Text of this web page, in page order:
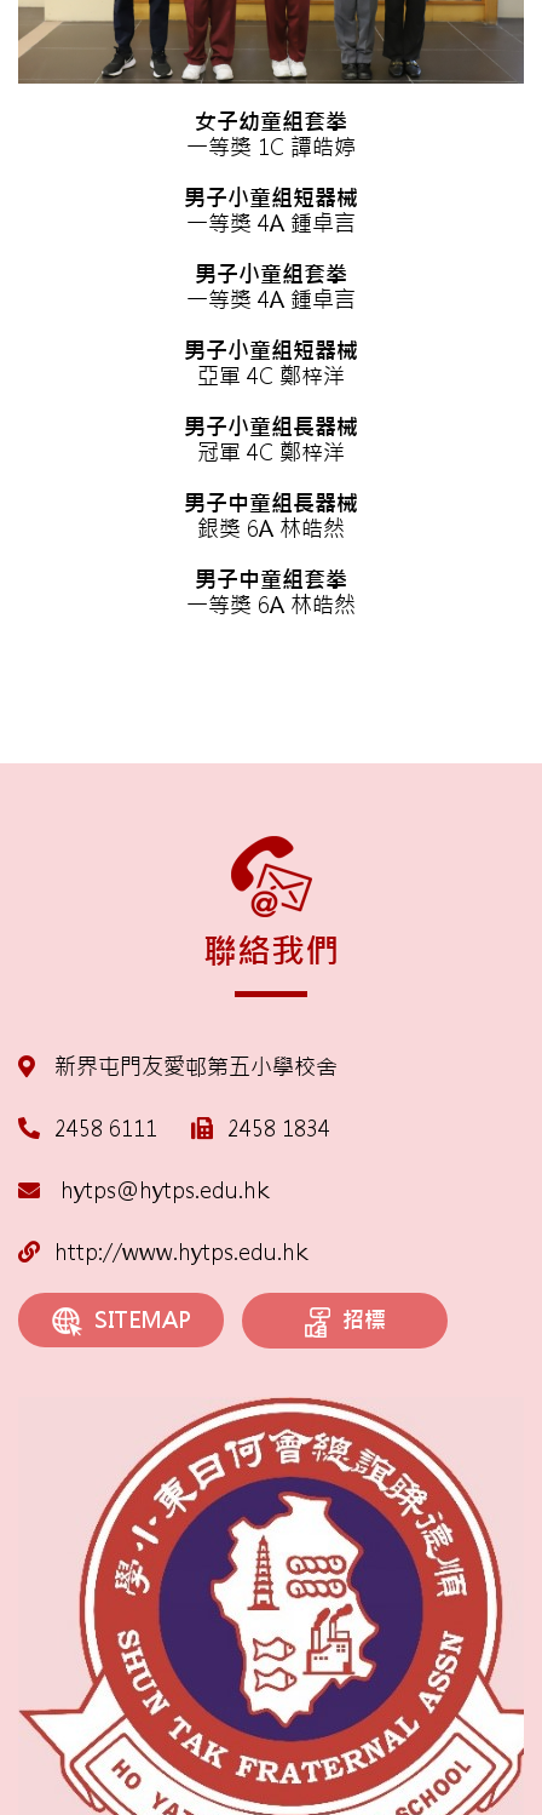
女子幼童組套拳
一等獎 1C 譚皓婷
男子小童組短器械
一等獎 4A 鍾卓言
男子小童組套拳
一等獎 4A 鍾卓言
男子小童組短器械
亞軍 4C 鄭梓洋
男子小童組長器械
冠軍 4C 鄭梓洋
男子中童組長器械
銀獎 6A 林皓然
男子中童組套拳
一等獎 6A 林皓然
聯絡我們
新界屯門友愛邨第五小學校舍
2458 6111 2458 1834
hytps@hytps.edu.hk
http://www.hytps.edu.hk
SITEMAP 招標